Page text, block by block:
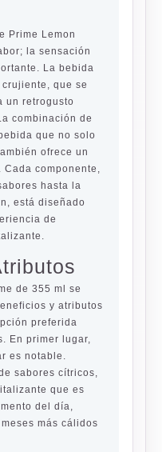
Prime Lemon
la sensación
La bebida
que se
un retrogusto
combinación de
que no solo
ofrece un
componente,
hasta la
está diseñado
de
de 355 ml se
y atributos
preferida
En primer lugar,
es notable.
sabores cítricos,
que es
del día,
más cálidos